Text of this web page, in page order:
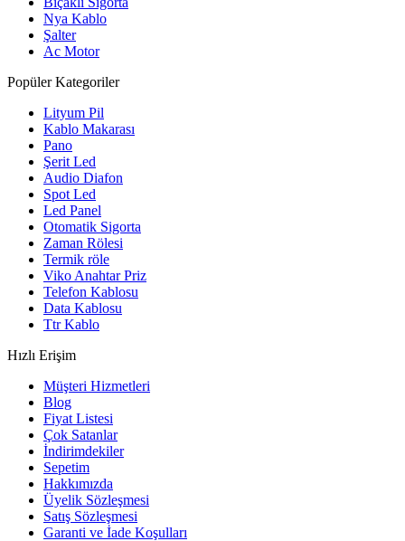
Nya Kablo
Şalter
Ac Motor
Popüler Kategoriler
Lityum Pil
Kablo Makarası
Pano
Şerit Led
Audio Diafon
Spot Led
Led Panel
Otomatik Sigorta
Zaman Rölesi
Termik röle
Viko Anahtar Priz
Telefon Kablosu
Data Kablosu
Ttr Kablo
Hızlı Erişim
Müşteri Hizmetleri
Blog
Fiyat Listesi
Çok Satanlar
İndirimdekiler
Sepetim
Hakkımızda
Üyelik Sözleşmesi
Satış Sözleşmesi
Garanti ve İade Koşulları